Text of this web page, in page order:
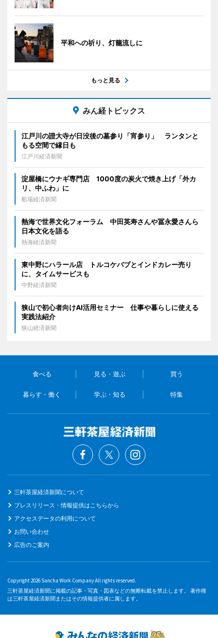
平和への祈り、灯籠流しに
もっと見る
みん経トピックス
江戸川の證大寺が日没後の墓参り「宵参り」 ランタンと
もる空間で縁日も
江戸川経済新聞
淀屋橋にウナギ専門店 1000度の炭火で焼き上げ「外カ
リ、中ふわ」に
船場経済新聞
熱海で世界文化フォーラム 中田英寿さんや冨永愛さんら
日本文化を語る
熱海経済新聞
東中野にハラール店 トルコケバブとインドカレー売り
に、タイムサービスも
中野経済新聞
狭山で初心者向けAI活用セミナー 仕事や暮らしに使える
実践法紹介
狭山経済新聞
食べる 見る・遊ぶ 買う
暮らす・働く 学ぶ・知る 特集
三軒茶屋経済新聞について
プレスリリース・情報提供はこちらから
アクセスデータの利用について
お問い合わせ
広告のご案内
Copyright 2026 Sancha Work Company All rights reserved.
三軒茶屋経済新聞に掲載の記事・写真・図表などの無断転載を禁止します。 著作権
は三軒茶屋経済新聞またはその情報提供者に属します。